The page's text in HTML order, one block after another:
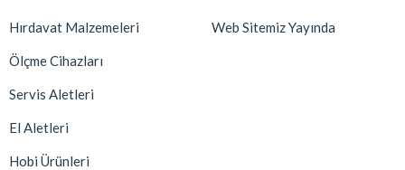
Hırdavat Malzemeleri
Ölçme Cihazları
Servis Aletleri
El Aletleri
Hobi Ürünleri
Web Sitemiz Yayında